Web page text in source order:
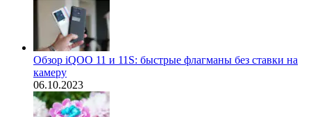
Обзор iQOO 11 и 11S: быстрые флагманы без ставки на
камеру
06.10.2023